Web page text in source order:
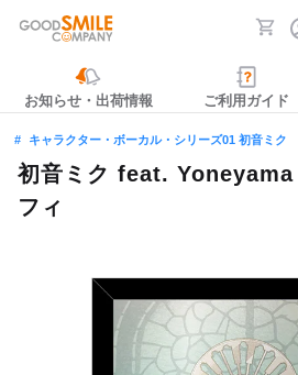
お知らせ・出荷情報 ご利用ガイド
キャラクター・ボーカル・シリーズ01 初音ミク
初音ミク feat. Yoneyama
フィ